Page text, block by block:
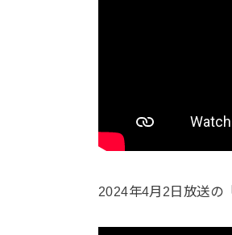
2024年4月2日放送の